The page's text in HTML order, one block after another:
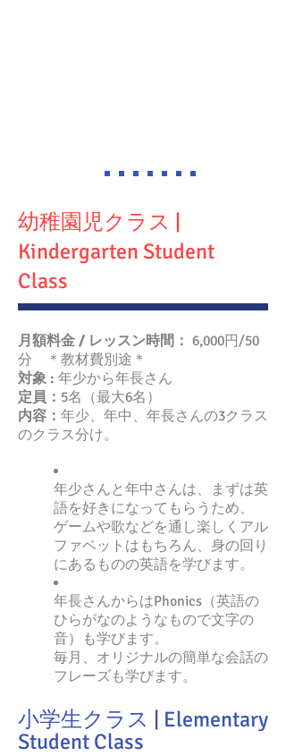
幼稚園児クラス |
Kindergarten Student
Class
月額料金 / レッスン時間： 6,000円/50
分
＊ 教材費別途 ＊
対象 : 年少から年長さん
定員： 5名（最大6名）
内容： 年少、年中、年長さんの3クラス
のクラス分け。
年少さんと年中さんは、まずは英
語を好きになってもらうため、
ゲームや歌などを通し楽しくアル
ファベットはもちろん、身の回り
にあるものの英語を学びます。
年長さんからはPhonics（英語の
ひらがなのようなもので文字の
音）も学びます。
毎月、オリジナルの簡単な会話の
フレーズも学びます。
小学生クラス | Elementary
Student Class